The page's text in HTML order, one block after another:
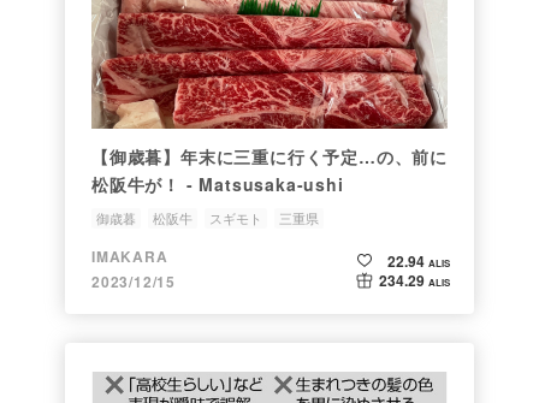
【御歳暮】年末に三重に行く予定…の、前に
松阪牛が！ - Matsusaka-ushi
御歳暮 松阪牛 スギモト 三重県
IMAKARA
2023/12/15
22.94 ALIS
234.29 ALIS